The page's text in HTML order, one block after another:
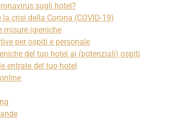
sugli hotel?
crisi della Corona (COVID-19)
misure igieniche
per ospiti e personale
del tuo hotel ai (potenziali) ospiti
entrate del tuo hotel